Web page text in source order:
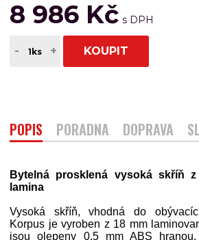
8 986 Kč
- + KOUPIT
POPIS PORADNA DOPRAVA
Bytelná prosklená vysoká skříň
lamina
Vysoká skříň, vhodná do
Korpus je vyroben z 18 mm
jsou olepeny 0.5 mm ABS